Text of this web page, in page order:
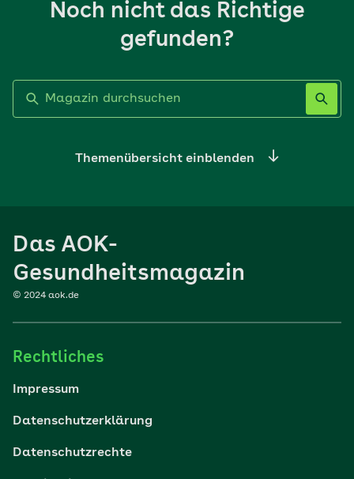
Noch nicht das Richtige
gefunden?
Themenübersicht einblenden
Sport
Reisen
Wohlbefinden
Das AOK-
Gesundheitsmagazin
© 2024 aok.de
Rechtliches
Impressum
Datenschutzerklärung
Datenschutzrechte